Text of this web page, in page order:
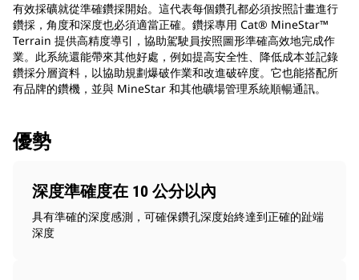
有效採礦就從準確鑽採開始。這代表每個鑽孔都必須按照計畫進行
鑽採，角度和深度也必須適當正確。鑽採專用 Cat® MineStar™
Terrain 提供高精度導引，協助駕駛員按照圖形準確高效地完成作
業。此系統還能帶來其他好處，例如提高安全性、降低成本並記錄
鑽採分層資料，以協助規劃爆破作業和改進破碎度。它也能搭配所
有品牌的鑽機，並與 MineStar 和其他礦場管理系統順暢通訊。
優勢
深度準確度在 10 公分以內
具有準確的深度感測，可確保鑽孔深度始終達到正確的趾端
深度